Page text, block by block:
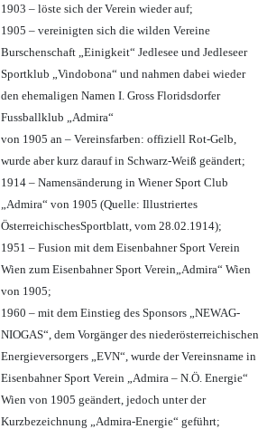
1903 – löste sich der Verein wieder auf;
1905 – vereinigten sich die wilden Vereine
Burschenschaft „Einigkeit“ Jedlesee und Jedleseer
Sportklub „Vindobona“ und nahmen dabei wieder
den ehemaligen Namen I. Gross Floridsdorfer
Fussballklub „Admira“
von 1905 an – Vereinsfarben: offiziell Rot-Gelb,
wurde aber kurz darauf in Schwarz-Weiß geändert;
1914 – Namensänderung in Wiener Sport Club
„Admira“ von 1905 (Quelle: Illustriertes
ÖsterreichischesSportblatt, vom 28.02.1914);
1951 – Fusion mit dem Eisenbahner Sport Verein
Wien zum Eisenbahner Sport Verein„Admira“ Wien
von 1905;
1960 – mit dem Einstieg des Sponsors „NEWAG-
NIOGAS“, dem Vorgänger des niederösterreichischen
Energieversorgers „EVN“, wurde der Vereinsname in
Eisenbahner Sport Verein „Admira – N.Ö. Energie“
Wien von 1905 geändert, jedoch unter der
Kurzbezeichnung „Admira-Energie“ geführt;